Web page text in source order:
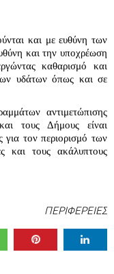
και την υποχρέωση
καθαρισμό και
υδάτων όπως και σε
αντιμετώπισης
τους Δήμους είναι
για τον περιορισμό των
και τους ακάλυπτους
ΠΕΡΙΦΕΡΕΙΕΣ